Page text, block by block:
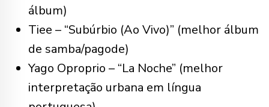
álbum)
Tiee – “Subúrbio (Ao Vivo)” (melhor álbum
de samba/pagode)
Yago Oproprio – “La Noche” (melhor
interpretação urbana em língua